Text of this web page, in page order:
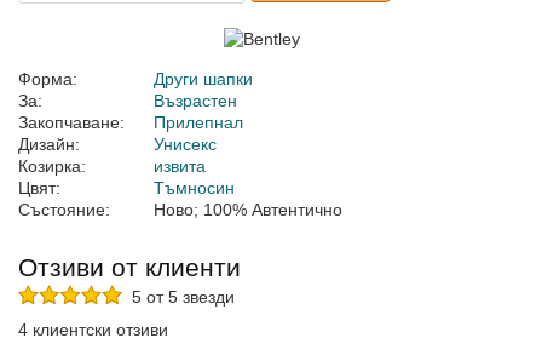
Форма:
Други шапки
За:
Възрастен
Закопчаване:
Прилепнал
Дизайн:
Унисекс
Козирка:
извита
Цвят:
Тъмносин
Състояние:
Ново; 100% Автентично
Отзиви от клиенти
5 от 5 звезди
4 клиентски отзиви